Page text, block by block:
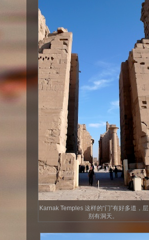
Karnak Temples 这样的“门”有好多道，
别有洞天。